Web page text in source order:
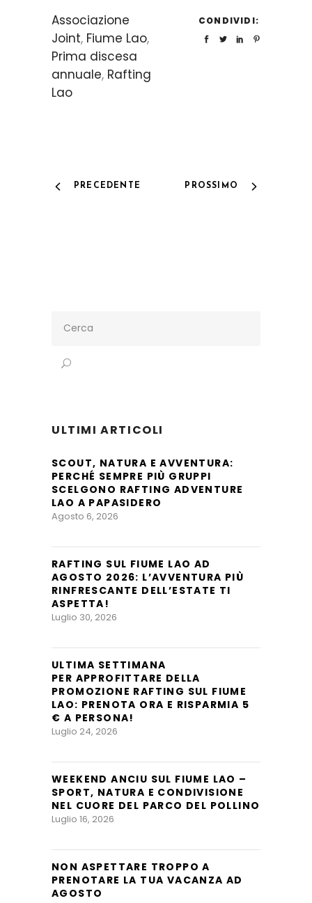
Associazione
Joint, Fiume Lao,
Prima discesa
annuale, Rafting
Lao
CONDIVIDI:
PRECEDENTE PROSSIMO
ULTIMI ARTICOLI
SCOUT, NATURA E AVVENTURA:
PERCHÉ SEMPRE PIÙ GRUPPI
SCELGONO RAFTING ADVENTURE
LAO A PAPASIDERO
Agosto 6, 2026
RAFTING SUL FIUME LAO AD
AGOSTO 2026: L’AVVENTURA PIÙ
RINFRESCANTE DELL’ESTATE TI
ASPETTA!
Luglio 30, 2026
ULTIMA SETTIMANA
PER APPROFITTARE DELLA
PROMOZIONE RAFTING SUL FIUME
LAO: PRENOTA ORA E RISPARMIA 5
€ A PERSONA!
Luglio 24, 2026
WEEKEND ANCIU SUL FIUME LAO –
SPORT, NATURA E CONDIVISIONE
NEL CUORE DEL PARCO DEL POLLINO
Luglio 16, 2026
NON ASPETTARE TROPPO A
PRENOTARE LA TUA VACANZA AD
AGOSTO